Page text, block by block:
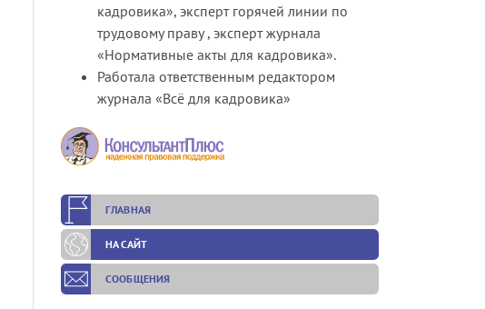
кадровика», эксперт горячей линии по
трудовому праву , эксперт журнала
«Нормативные акты для кадровика».
Работала ответственным редактором
журнала «Всё для кадровика»
ГЛАВНАЯ
НА САЙТ
СООБЩЕНИЯ